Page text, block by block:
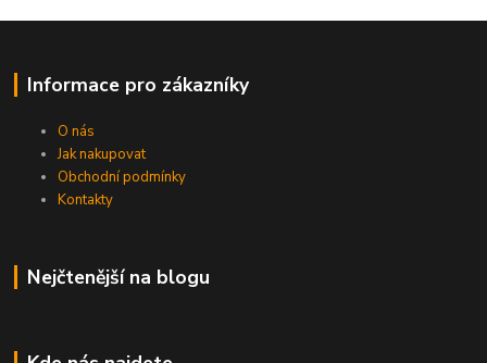
Informace pro zákazníky
O nás
Jak nakupovat
Obchodní podmínky
Kontakty
Nejčtenější na blogu